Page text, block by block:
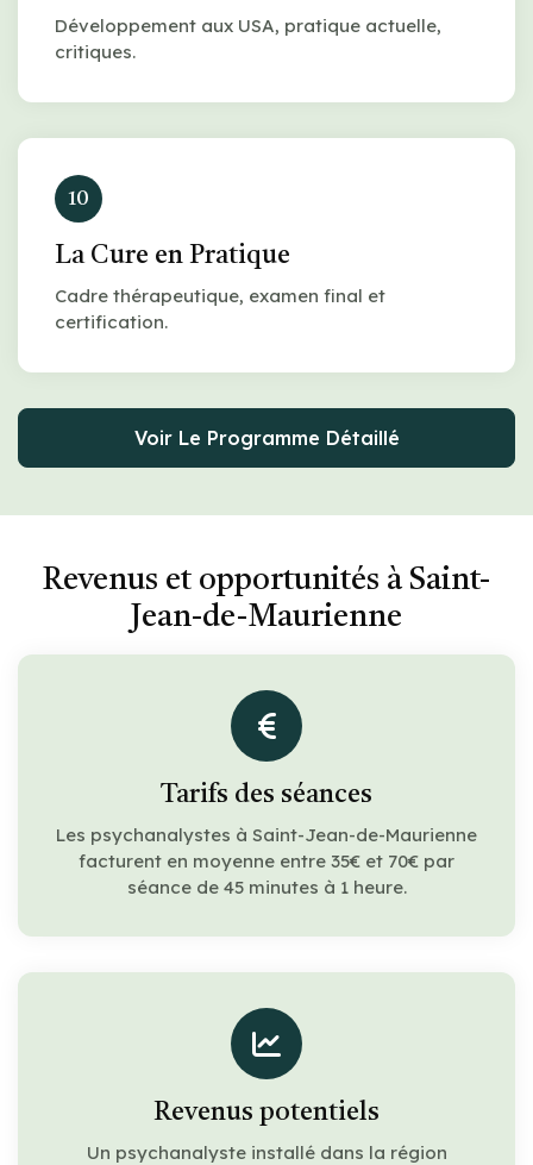
Développement aux USA, pratique actuelle,
critiques.
10
La Cure en Pratique
Cadre thérapeutique, examen final et
certification.
Voir Le Programme Détaillé
Revenus et opportunités à Saint-
Jean-de-Maurienne
Tarifs des séances
Les psychanalystes à Saint-Jean-de-Maurienne
facturent en moyenne entre 35€ et 70€ par
séance de 45 minutes à 1 heure.
Revenus potentiels
Un psychanalyste installé dans la région